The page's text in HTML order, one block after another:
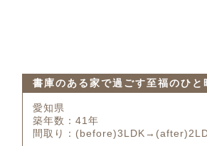
書庫のある家で過ごす至福のひと
愛知県
築年数：41年
間取り：